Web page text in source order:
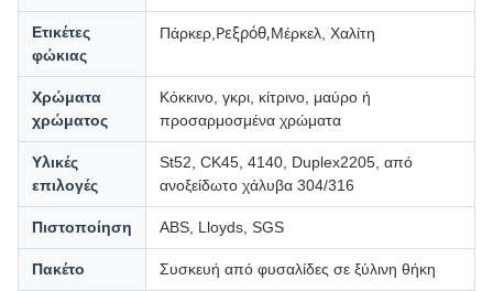
Ετικέτες
φώκιας
Πάρκερ, Ρεξρόθ,Μέρκελ, Χαλίτη
Χρώματα
χρώματος
Κόκκινο, γκρι, κίτρινο, μαύρο ή
προσαρμοσμένα χρώματα
Υλικές
επιλογές
St52, CK45, 4140, Duplex2205, από
ανοξείδωτο χάλυβα 304/316
Πιστοποίηση ABS, Lloyds, SGS
Πακέτο Συσκευή από φυσαλίδες σε ξύλινη θήκη